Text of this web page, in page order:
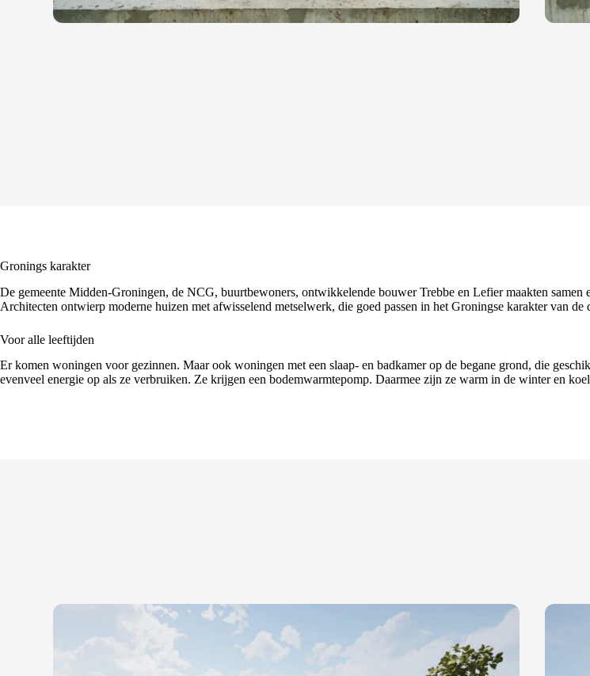
Gronings karakter
De gemeente Midden-Groningen, de NCG, buurtbewoners, ontwikkelende bouwer Trebbe en Lefier maakten
Architecten ontwierp moderne huizen met afwisselend metselwerk, die goed passen in het Groningse karakter van de
Voor alle leeftijden
Er komen woningen voor gezinnen. Maar ook woningen met een slaap- en badkamer op de begane grond, die
evenveel energie op als ze verbruiken. Ze krijgen een bodemwarmtepomp. Daarmee zijn ze warm in de winter en